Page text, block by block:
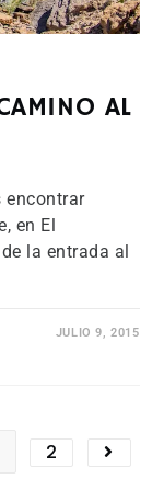
AL
encontrar
en El
la entrada al
JULIO 9, 2015
2